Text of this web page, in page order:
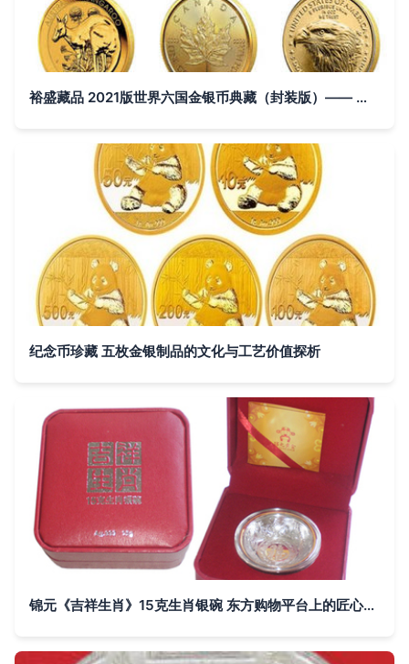
裕盛藏品 2021版世界六国金银币典藏（封装版）—— 方寸间的寰宇风华
纪念币珍藏 五枚金银制品的文化与工艺价值探析
锦元《吉祥生肖》15克生肖银碗 东方购物平台上的匠心传承与生活美学